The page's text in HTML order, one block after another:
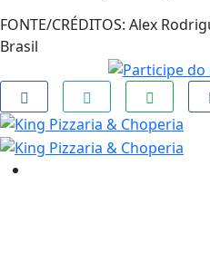
FONTE/CRÉDITOS: Alex
Brasil